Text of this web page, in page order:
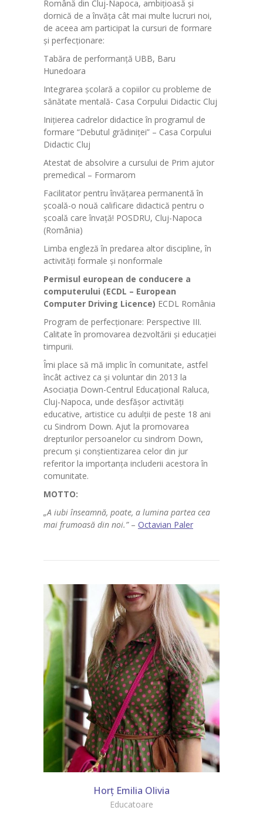
Română din Cluj-Napoca, ambițioasă și
dornică de a învăța cât mai multe lucruri noi,
de aceea am participat la cursuri de formare
și perfecționare:
Tabăra de performanță UBB, Baru
Hunedoara
Integrarea școlară a copiilor cu probleme de
sănătate mentală- Casa Corpului Didactic Cluj
Inițierea cadrelor didactice în programul de
formare “Debutul grădiniței” – Casa Corpului
Didactic Cluj
Atestat de absolvire a cursului de Prim ajutor
premedical – Formarom
Facilitator pentru învăţarea permanentă în
şcoală-o nouă calificare didactică pentru o
şcoală care învaţă! POSDRU, Cluj-Napoca
(România)
Limba engleză în predarea altor discipline, în
activități formale și nonformale
Permisul european de conducere a
computerului (ECDL – European
Computer Driving Licence) ECDL România
Program de perfecţionare: Perspective III.
Calitate în promovarea dezvoltării şi educaţiei
timpurii.
Îmi place să mă implic în comunitate, astfel
încât activez ca și voluntar din 2013 la
Asociaţia Down-Centrul Educaţional Raluca,
Cluj-Napoca, unde desfăşor activităţi
educative, artistice cu adulţii de peste 18 ani
cu Sindrom Down. Ajut la promovarea
drepturilor persoanelor cu sindrom Down,
precum și conștientizarea celor din jur
referitor la importanța includerii acestora în
comunitate.
MOTTO:
„A iubi înseamnă, poate, a lumina partea cea
mai frumoasă din noi.”– Octavian Paler
Horț Emilia Olivia
Educatoare